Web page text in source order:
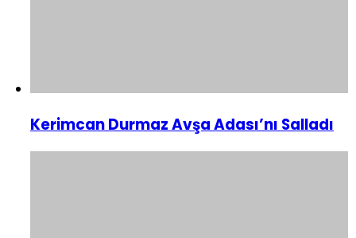
Kerimcan Durmaz Avşa Adası’nı Salladı